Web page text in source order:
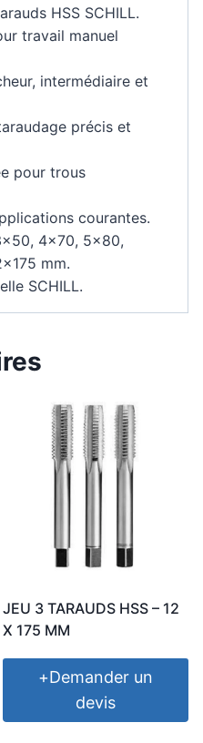
HSS SCHILL.
travail manuel
intermédiaire et
précis et
pour trous
courantes.
4×70, 5×80,
mm.
SCHILL.
JEU 3 TARAUDS HSS – 12
X 175 MM
+Demander un
devis